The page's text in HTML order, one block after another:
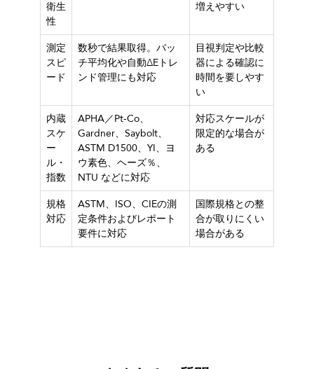
衛生
性
増えやすい
測定
スピ
ード
数秒で結果取得。バッ
チ平均化や自動ΔEトレ
ンド管理にも対応
目視判定や比較
器による確認に
時間を要しやす
い
内蔵
スケ
ー
ル・
指数
APHA／Pt-Co、
Gardner、Saybolt、
ASTM D1500、YI、ヨ
ウ素色、ヘーズ％、
NTU などに対応
対応スケールが
限定的な場合が
ある
規格
対応
ASTM、ISO、CIEの測
定条件およびレポート
要件に対応
国際規格との整
合が取りにくい
場合がある